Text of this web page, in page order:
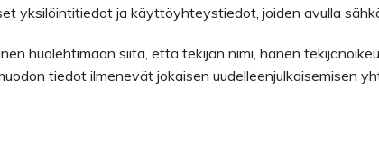
yksilöintitiedot ja käyttöyhteystiedot, joiden avulla
huolehtimaan siitä, että tekijän nimi, hänen
tiedot ilmenevät jokaisen uudelleenjulkaisemisen